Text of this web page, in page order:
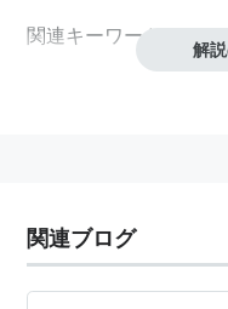
関連キーワード→アー
解
関連ブログ